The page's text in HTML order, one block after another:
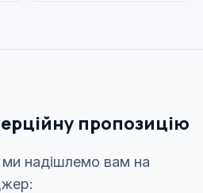
пропозицію
ми надішлемо вам на